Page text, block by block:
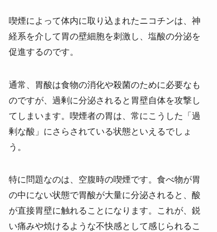
喫煙によって体内に取り込まれたニコチンは、神
経系を介して胃の壁細胞を刺激し、塩酸の分泌を
促進するのです。
通常、胃酸は食物の消化や殺菌のために必要なも
のですが、過剰に分泌されると胃壁自体を攻撃し
てしまいます。喫煙者の胃は、常にこうした「過
剰な酸」にさらされている状態といえるでしょ
う。
特に問題なのは、空腹時の喫煙です。食べ物が胃
の中にない状態で胃酸が大量に分泌されると、酸
が直接胃壁に触れることになります。これが、鋭
い痛みや焼けるような不快感として感じられるこ